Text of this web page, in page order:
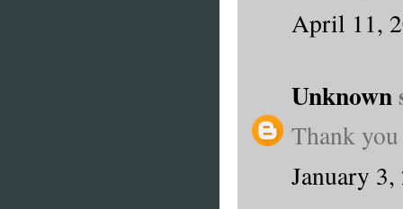
April 11,
Unknown
Thank
January